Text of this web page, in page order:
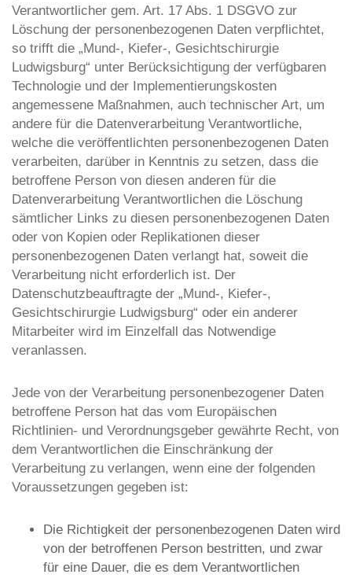
Verantwortlicher gem. Art. 17 Abs. 1 DSGVO zur
Löschung der personenbezogenen Daten verpflichtet,
so trifft die „Mund-, Kiefer-, Gesichtschirurgie
Ludwigsburg“ unter Berücksichtigung der verfügbaren
Technologie und der Implementierungskosten
angemessene Maßnahmen, auch technischer Art, um
andere für die Datenverarbeitung Verantwortliche,
welche die veröffentlichten personenbezogenen Daten
verarbeiten, darüber in Kenntnis zu setzen, dass die
betroffene Person von diesen anderen für die
Datenverarbeitung Verantwortlichen die Löschung
sämtlicher Links zu diesen personenbezogenen Daten
oder von Kopien oder Replikationen dieser
personenbezogenen Daten verlangt hat, soweit die
Verarbeitung nicht erforderlich ist. Der
Datenschutzbeauftragte der „Mund-, Kiefer-,
Gesichtschirurgie Ludwigsburg“ oder ein anderer
Mitarbeiter wird im Einzelfall das Notwendige
veranlassen.
Jede von der Verarbeitung personenbezogener Daten
betroffene Person hat das vom Europäischen
Richtlinien- und Verordnungsgeber gewährte Recht, von
dem Verantwortlichen die Einschränkung der
Verarbeitung zu verlangen, wenn eine der folgenden
Voraussetzungen gegeben ist:
Die Richtigkeit der personenbezogenen Daten wird
von der betroffenen Person bestritten, und zwar
für eine Dauer, die es dem Verantwortlichen